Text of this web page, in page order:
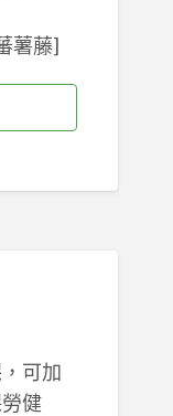
薯藤]
可加
健